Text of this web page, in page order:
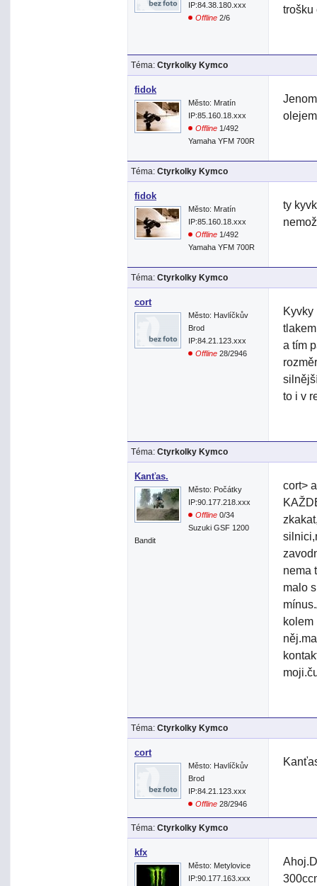
IP:84.38.180.xxx
Offline 2/6
trošku
Téma: Ctyrkolky Kymco
fidok
Město: Mratín
IP:85.160.18.xxx
Offline 1/492
Yamaha YFM 700R
Téma: Ctyrkolky Kymco
fidok
Město: Mratín
IP:85.160.18.xxx
Offline 1/492
Yamaha YFM 700R
ty
Téma: Ctyrkolky Kymco
cort
Město: Havlíčkův
Brod
IP:84.21.123.xxx
Offline 28/2946
Kyvky
a tím
to i v
Téma: Ctyrkolky Kymco
Kanťas.
Město: Počátky
IP:90.177.218.xxx
Offline 0/34
Suzuki GSF 1200
Bandit
cort>
nema
malo
kolem
Téma: Ctyrkolky Kymco
cort
Město: Havlíčkův
Brod
IP:84.21.123.xxx
Offline 28/2946
Téma: Ctyrkolky Kymco
kfx
Město: Metylovice
IP:90.177.163.xxx